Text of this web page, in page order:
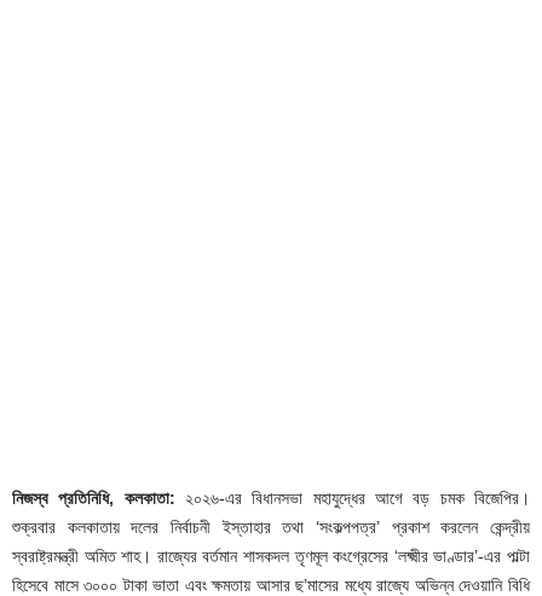
নিজস্ব প্রতিনিধি, কলকাতা: ২০২৬-এর বিধানসভা মহাযুদ্ধের আগে বড় চমক বিজেপির।
শুক্রবার কলকাতায় দলের নির্বাচনী ইস্তাহার তথা ‘সংকল্পপত্র’ প্রকাশ করলেন কেন্দ্রীয়
স্বরাষ্ট্রমন্ত্রী অমিত শাহ। রাজ্যের বর্তমান শাসকদল তৃণমূল কংগ্রেসের ‘লক্ষ্মীর ভাণ্ডার’-এর পাল্টা
হিসেবে মাসে ৩০০০ টাকা ভাতা এবং ক্ষমতায় আসার ছ’মাসের মধ্যে রাজ্যে অভিন্ন দেওয়ানি বিধি